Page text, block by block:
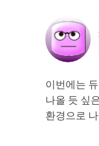
이번에는
나올 듯 싶
환경으로